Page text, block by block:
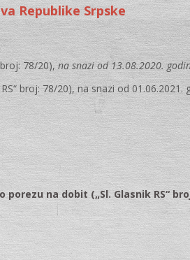
Republike Srpske
broj: 78/20),na snazi od 13.08.2020.
broj: 78/20), na snazi od 01.06.2021.
na dobit („Sl. Glasnik RS“